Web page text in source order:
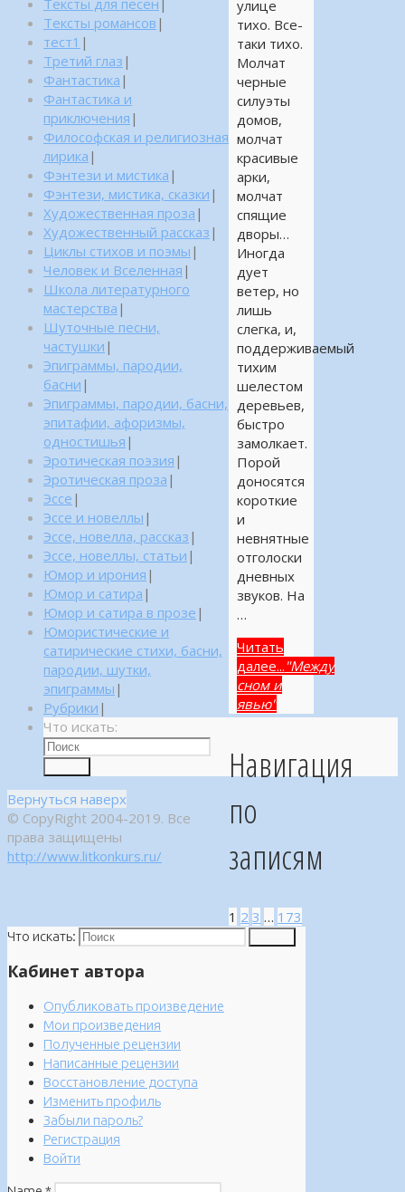
улице
тихо. Все-
таки тихо.
Молчат
черные
силуэты
домов,
молчат
красивые
арки,
молчат
спящие
дворы…
Иногда
дует
ветер, но
лишь
слегка, и,
поддерживаемый
тихим
шелестом
деревьев,
быстро
замолкает.
Порой
доносятся
короткие
и
невнятные
отголоски
дневных
звуков. На
…
Читать
далее... "Между
сном и
явью"
Навигация
по
записям
1 2 3 … 173
Что искать:
Кабинет автора
Опубликовать произведение
Мои произведения
Полученные рецензии
Написанные рецензии
Восстановление доступа
Изменить профиль
Забыли пароль?
Регистрация
Войти
Тексты для песен |
Тексты романсов |
тест1 |
Третий глаз |
Фантастика |
Фантастика и
приключения |
Философская и религиозная
лирика |
Фэнтези и мистика |
Фэнтези, мистика, сказки |
Художественная проза |
Художественный рассказ |
Циклы стихов и поэмы |
Человек и Вселенная |
Школа литературного
мастерства |
Шуточные песни,
частушки |
Эпиграммы, пародии,
басни |
Эпиграммы, пародии, басни,
эпитафии, афоризмы,
одностишья |
Эротическая поэзия |
Эротическая проза |
Эссе |
Эссе и новеллы |
Эссе, новелла, рассказ |
Эссе, новеллы, статьи |
Юмор и ирония |
Юмор и сатира |
Юмор и сатира в прозе |
Юмористические и
сатирические стихи, басни,
пародии, шутки,
эпиграммы |
Рубрики |
Что искать:
Вернуться наверх
© CopyRight 2004-2019. Все
права защищены
http://www.litkonkurs.ru/